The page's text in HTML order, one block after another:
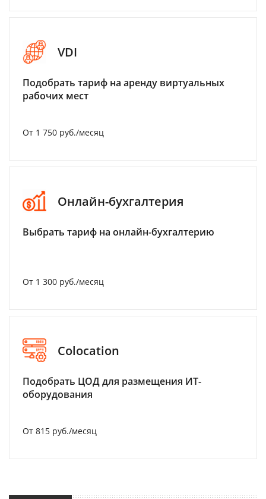
VDI
Подобрать тариф на аренду виртуальных
рабочих мест
От 1 750 руб./месяц
Онлайн-бухгалтерия
Выбрать тариф на онлайн-бухгалтерию
От 1 300 руб./месяц
Colocation
Подобрать ЦОД для размещения ИТ-
оборудования
От 815 руб./месяц